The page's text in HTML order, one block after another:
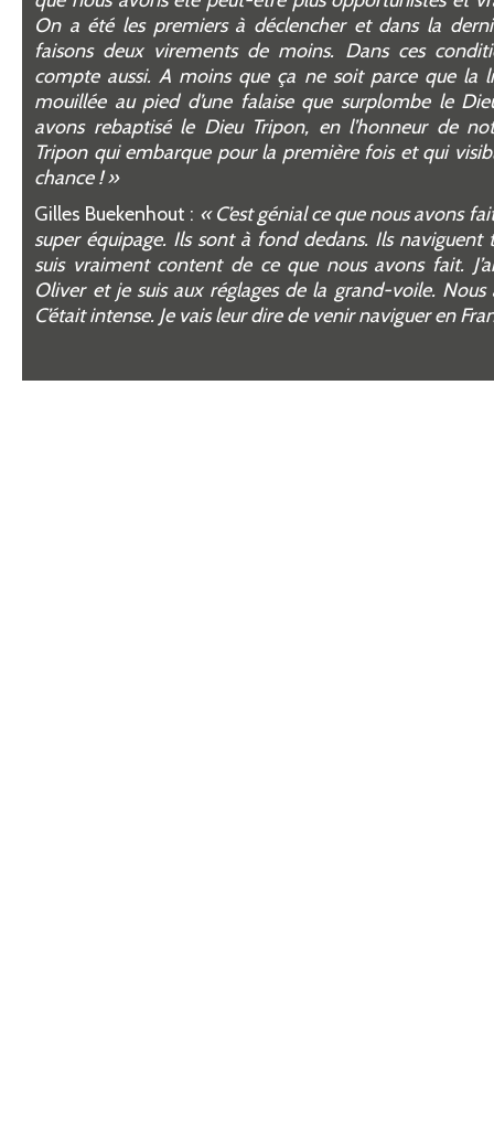
On a été les premiers à déclencher et dans la derni
faisons deux virements de moins. Dans ces
compte aussi. A moins que ça ne soit parce que la
mouillée au pied d’une falaise que surplombe le
avons rebaptisé le Dieu Tripon, en l’honneur de
Tripon qui embarque pour la première fois et qui
chance !»
Gilles Buekenhout : «C’est génial ce que nous avons
super équipage. Ils sont à fond dedans. Ils naviguent
suis vraiment content de ce que nous avons fait. J’
Oliver et je suis aux réglages de la grand-voile.
C’était intense. Je vais leur dire de venir naviguer en